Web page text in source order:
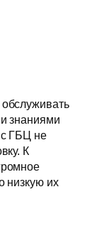
знаниями
с ГБЦ не
К
низкую их